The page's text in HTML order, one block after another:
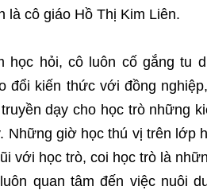
là cô giáo Hồ Thị Kim Liên.
học hỏi, cô luôn cố gắng tu
đổi kiến thức với đồng
dạy cho học trò những
Những giờ học thú vị trên lớp
với học trò, coi học trò là
quan tâm đến việc nuôi